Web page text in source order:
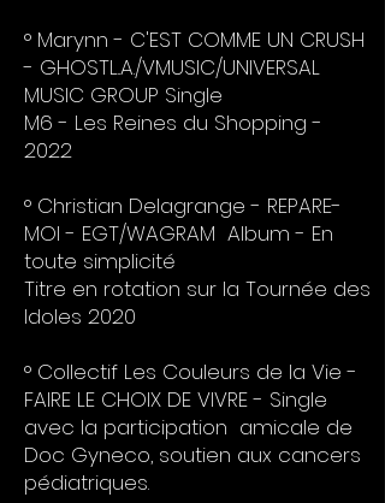
° Marynn - C'EST COMME UN CRUSH
- GHOSTL..A./VMUSIC/UNIVERSAL
MUSIC GROUP Single
M6 - Les Reines du Shopping -
2022
° Christian Delagrange - REPARE-
MOI - EGT/WAGRAM Album - En
toute simplicité
Titre en rotation sur la Tournée des
Idoles 2020
° Collectif Les Couleurs de la Vie -
FAIRE LE CHOIX DE VIVRE - Single
avec la participation amicale de
Doc Gyneco, soutien aux cancers
pédiatriques.